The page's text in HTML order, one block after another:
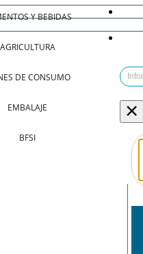
Y BEBIDAS
AGRICULTURA
DE CONSUMO
EMBALAJE
BFSI
×